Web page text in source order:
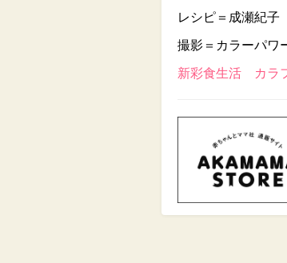
レシピ＝成瀬紀子
撮影＝カラーパワ
新彩食生活 カラ